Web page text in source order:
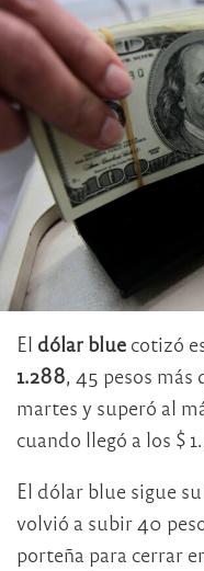
El dólar blue cotizó
1.288, 45 pesos más
martes y superó al
cuando llegó a los $
El dólar blue sigue
volvió a subir 40
porteña para cerrar